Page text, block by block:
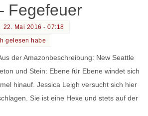
Fegefeuer
22. Mai 2016 - 07:18
gelesen habe
der Amazonbeschreibung: New Seattle
und Stein: Ebene für Ebene windet sich
hinauf. Jessica Leigh versucht sich hier
Sie ist eine Hexe und stets auf der